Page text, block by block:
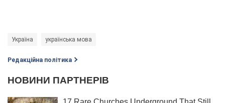
Україна українська мова
Редакційна політика